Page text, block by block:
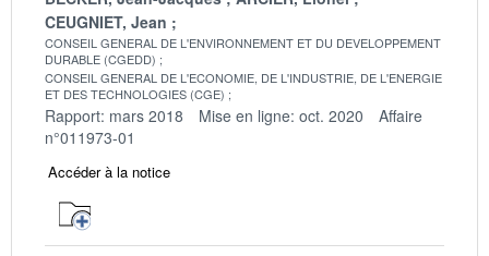
CEUGNIET, Jean
CONSEIL GENERAL DE L'ENVIRONNEMENT ET DU DEVELOPPEMENT
DURABLE (CGEDD)
CONSEIL GENERAL DE L'ECONOMIE, DE L'INDUSTRIE, DE L'ENERGIE
ET DES TECHNOLOGIES (CGE)
Rapport: mars 2018 Mise en ligne: oct. 2020
Affaire
n°011973-01
Accéder à la notice